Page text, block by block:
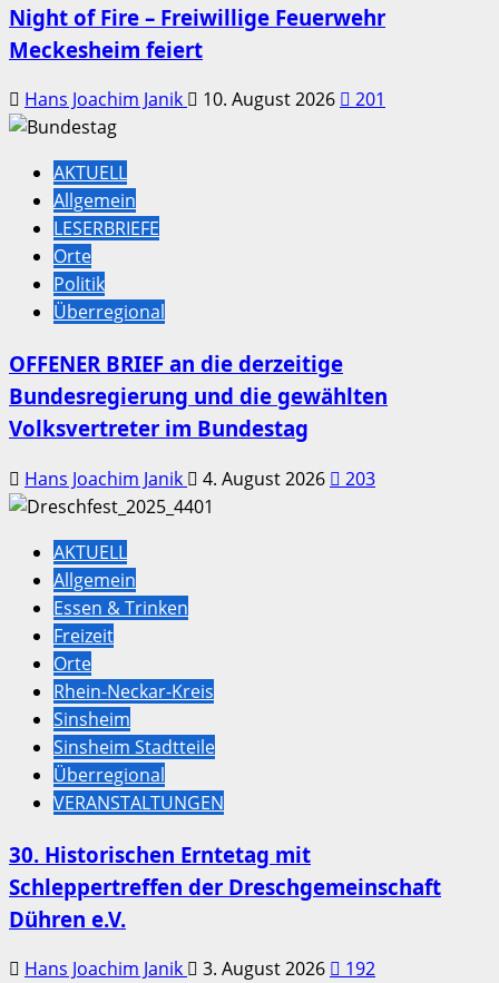
Night of Fire – Freiwillige Feuerwehr
Meckesheim feiert
Hans Joachim Janik 10. August 2026 201
AKTUELL
Allgemein
LESERBRIEFE
Orte
Politik
Überregional
OFFENER BRIEF an die derzeitige
Bundesregierung und die gewählten
Volksvertreter im Bundestag
Hans Joachim Janik 4. August 2026 203
AKTUELL
Allgemein
Essen & Trinken
Freizeit
Orte
Rhein-Neckar-Kreis
Sinsheim
Sinsheim Stadtteile
Überregional
VERANSTALTUNGEN
30. Historischen Erntetag mit
Schleppertreffen der Dreschgemeinschaft
Dühren e.V.
Hans Joachim Janik 3. August 2026 192